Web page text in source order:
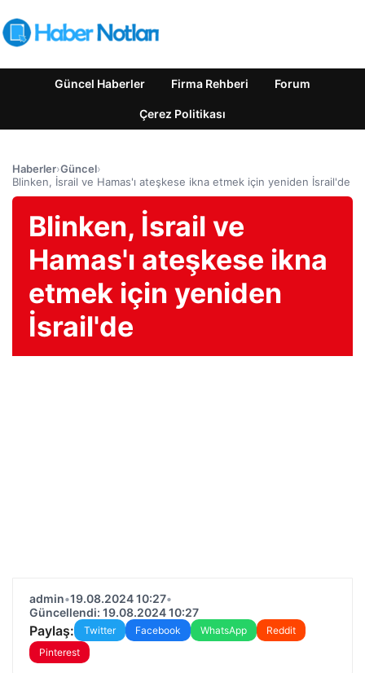
Güncel Haberler Firma Rehberi Forum
Çerez Politikası
Haberler›Güncel›
Blinken, İsrail ve Hamas'ı ateşkese ikna etmek için yeniden İsrail'de
Blinken, İsrail ve
Hamas'ı ateşkese ikna
etmek için yeniden
İsrail'de
admin•19.08.2024 10:27•
Güncellendi: 19.08.2024 10:27
Paylaş: Twitter Facebook WhatsApp
Reddit
Pinterest